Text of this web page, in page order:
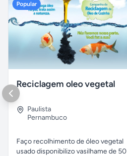
Popular
Reciclagem oleo vegetal
Paulista
Pernambuco
Faço recolhimento de óleo vegetal
usado disponibilizo vasilhame de 50